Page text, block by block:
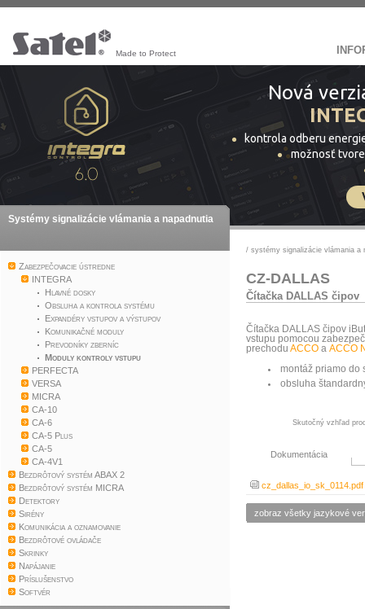
Made to Protect
Nová
kontrola odberu
možnosť
Systémy signalizácie vlámania a napadnutia
Zabezpečovacie ústredne
INTEGRA
Hlavné dosky
Obsluha a kontrola systému
Expandéry vstupov a výstupov
Komunikačné moduly
Prevodníky zberníc
Moduly kontroly vstupu
PERFECTA
VERSA
MICRA
CA-10
CA-6
CA-5 Plus
CA-5
CA-4V1
Bezdrôtový systém ABAX 2
Bezdrôtový systém MICRA
Detektory
Sirény
Komunikácia a oznamovanie
Bezdrôtové ovládače
Skrinky
Napájanie
Príslušenstvo
Softvér
/ systémy signalizácie vlámania a
CZ-DALLAS
Čítačka DALLAS čipov
Čítačka DALLAS čipov
vstupu pomocou
prechodu ACCO a ACCO
montáž priamo do
obsluha
Skutočný vzhľad
Dokumentácia
cz_dallas_io_sk_0114.pdf
zobraz všetky jazykové